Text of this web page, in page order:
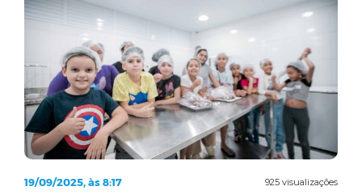
925 visualizações
19/09/2025, às 8:17